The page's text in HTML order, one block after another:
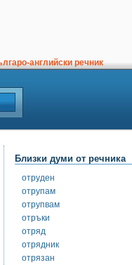
английски речник
Близки думи от речника
отруден
отрупам
отрупвам
отръки
отряд
отрядник
отрязан